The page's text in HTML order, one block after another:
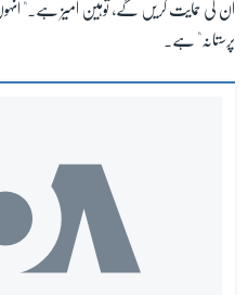
ان کی حمایت کریں گے، توہین آمیز ہے۔"
پرستانہ" ہے۔